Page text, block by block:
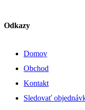
Odkazy
Domov
Obchod
Kontakt
Sledovať